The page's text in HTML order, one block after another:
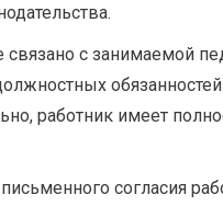
с занимаемой
работник имеет
согласия